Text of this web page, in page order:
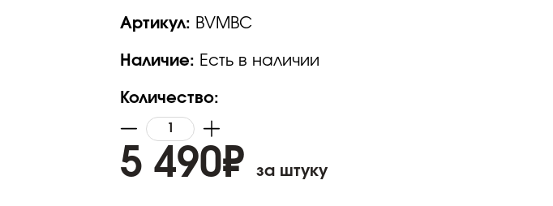
Артикул: BVMBC
Наличие: Есть в наличии
Количество:
5 490₽ за штуку